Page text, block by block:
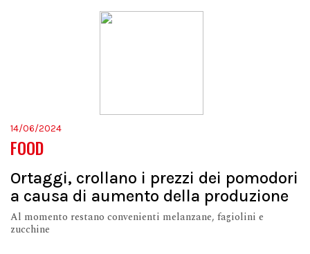
14/06/2024
FOOD
Ortaggi, crollano i prezzi dei pomodori
a causa di aumento della produzione
Al momento restano convenienti melanzane, fagiolini e
zucchine